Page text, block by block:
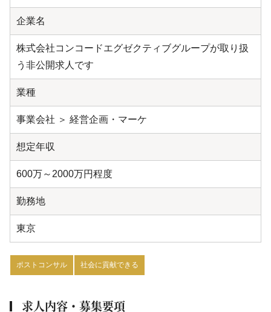
企業名
株式会社コンコードエグゼクティブグループが取り扱
う非公開求人です
業種
事業会社 ＞ 経営企画・マーケ
想定年収
600万～2000万円程度
勤務地
東京
ポストコンサル 社会に貢献できる
求人内容・募集要項